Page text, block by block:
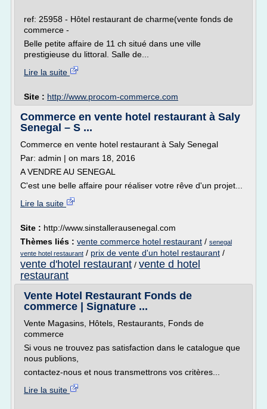
ref: 25958 - Hôtel restaurant de charme(vente fonds de
commerce -
Belle petite affaire de 11 ch situé dans une ville
prestigieuse du littoral. Salle de...
Lire la suite
Site : http://www.procom-commerce.com
Commerce en vente hotel restaurant à Saly
Senegal – S ...
Commerce en vente hotel restaurant à Saly Senegal
Par: admin | on mars 18, 2016
A VENDRE AU SENEGAL
C'est une belle affaire pour réaliser votre rêve d'un projet...
Lire la suite
Site : http://www.sinstallerausenegal.com
Thèmes liés : vente commerce hotel restaurant / senegal
vente hotel restaurant / prix de vente d'un hotel restaurant /
vente d'hotel restaurant / vente d hotel
restaurant
Vente Hotel Restaurant Fonds de
commerce | Signature ...
Vente Magasins, Hôtels, Restaurants, Fonds de
commerce
Si vous ne trouvez pas satisfaction dans le catalogue que
nous publions,
contactez-nous et nous transmettrons vos critères...
Lire la suite